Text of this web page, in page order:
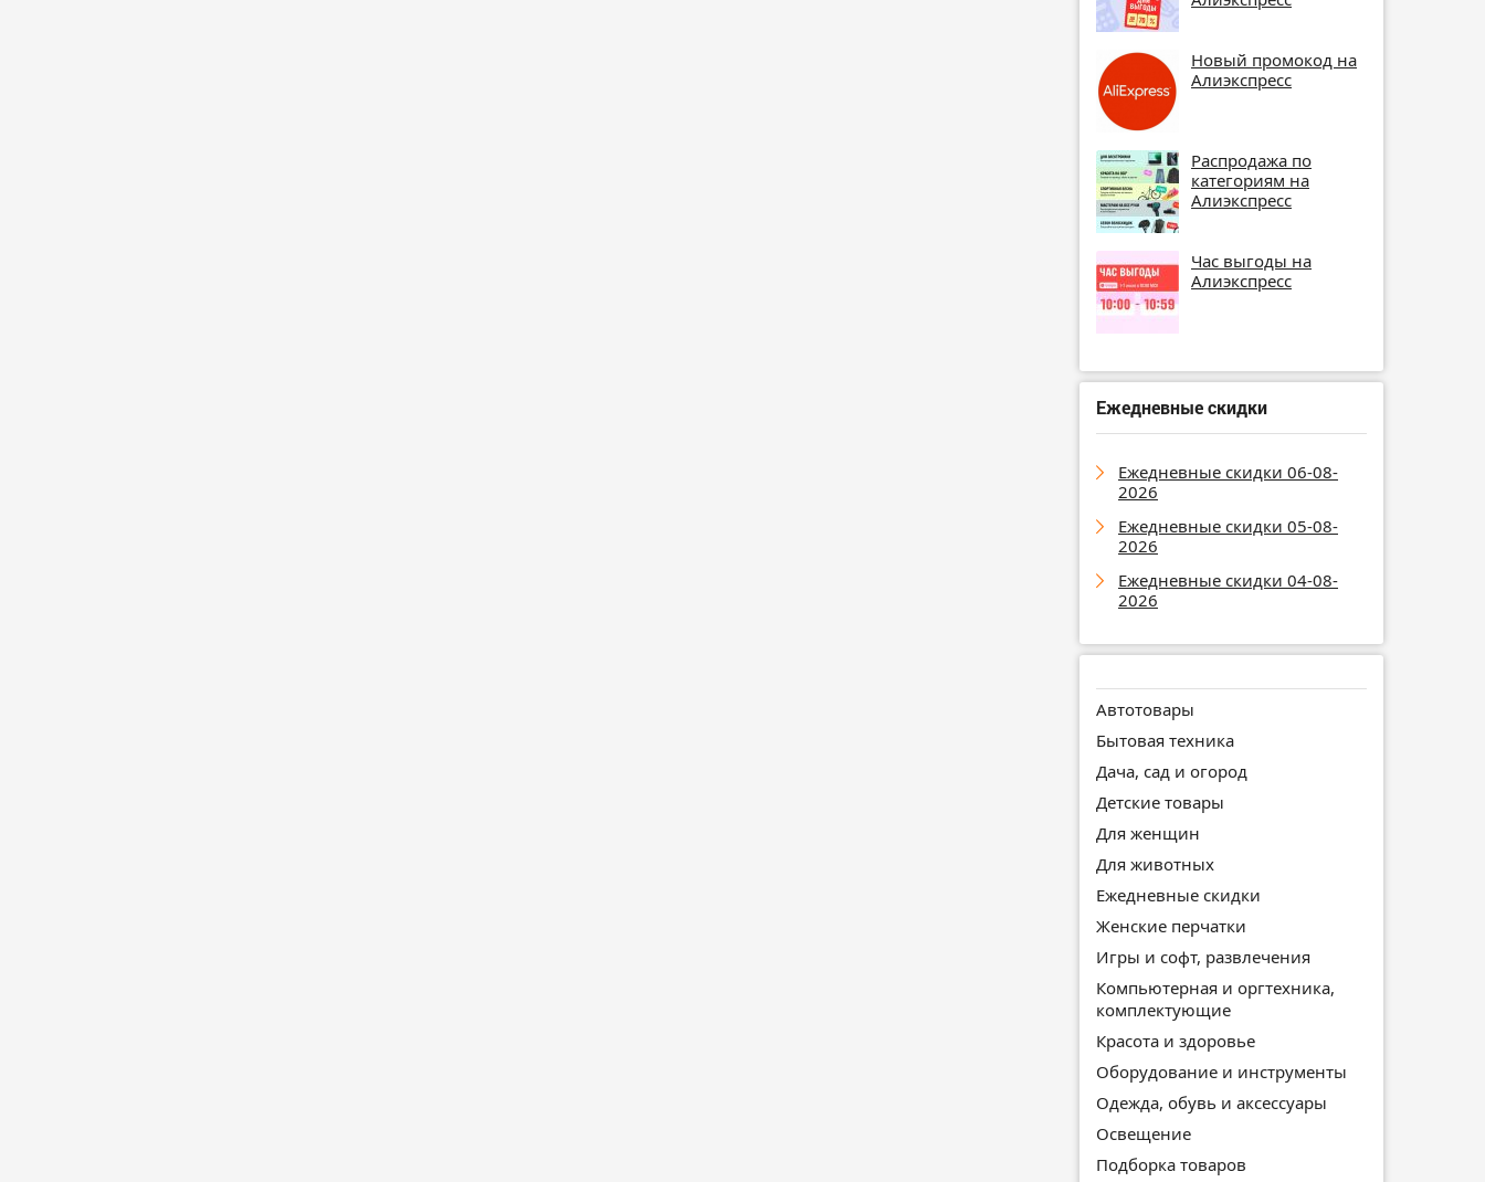
Новый промокод на
Алиэкспресс
Распродажа по
категориям на
Алиэкспресс
Час выгоды на
Алиэкспресс
Ежедневные скидки
Ежедневные скидки 06-08-
2026
Ежедневные скидки 05-08-
2026
Ежедневные скидки 04-08-
2026
Автотовары
Бытовая техника
Дача, сад и огород
Детские товары
Для женщин
Для животных
Ежедневные скидки
Женские перчатки
Игры и софт, развлечения
Компьютерная и оргтехника,
комплектующие
Красота и здоровье
Оборудование и инструменты
Одежда, обувь и аксессуары
Освещение
Подборка товаров